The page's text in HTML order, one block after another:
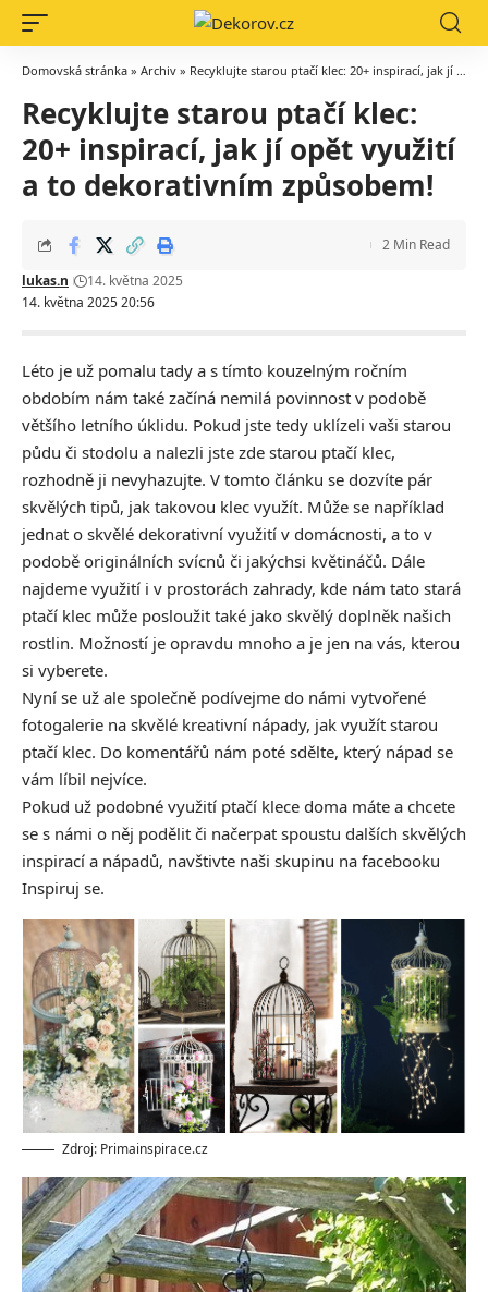
Domovská stránka » Archiv » Recyklujte starou ptačí klec: 20+ inspirací, jak jí opět využití a to dekorativním způsobem!
Recyklujte starou ptačí klec:
20+ inspirací, jak jí opět využití
a to dekorativním způsobem!
14. května 2025 20:56
lukas.n 14. května 2025
2 Min Read
Léto je už pomalu tady a s tímto kouzelným ročním
obdobím nám také začíná nemilá povinnost v podobě
většího letního úklidu. Pokud jste tedy uklízeli vaši starou
půdu či stodolu a nalezli jste zde starou ptačí klec,
rozhodně ji nevyhazujte. V tomto článku se dozvíte pár
skvělých tipů, jak takovou klec využít. Může se například
jednat o skvělé dekorativní využití v domácnosti, a to v
podobě originálních svícnů či jakýchsi květináčů. Dále
najdeme využití i v prostorách zahrady, kde nám tato stará
ptačí klec může posloužit také jako skvělý doplněk našich
rostlin. Možností je opravdu mnoho a je jen na vás, kterou
si vyberete.
Nyní se už ale společně podívejme do námi vytvořené
fotogalerie na skvělé kreativní nápady, jak využít starou
ptačí klec. Do komentářů nám poté sdělte, který nápad se
vám líbil nejvíce.
Pokud už podobné využití ptačí klece doma máte a chcete
se s námi o něj podělit či načerpat spoustu dalších skvělých
inspirací a nápadů, navštivte naši skupinu na facebooku
Inspiruj se.
Zdroj: Primainspirace.cz